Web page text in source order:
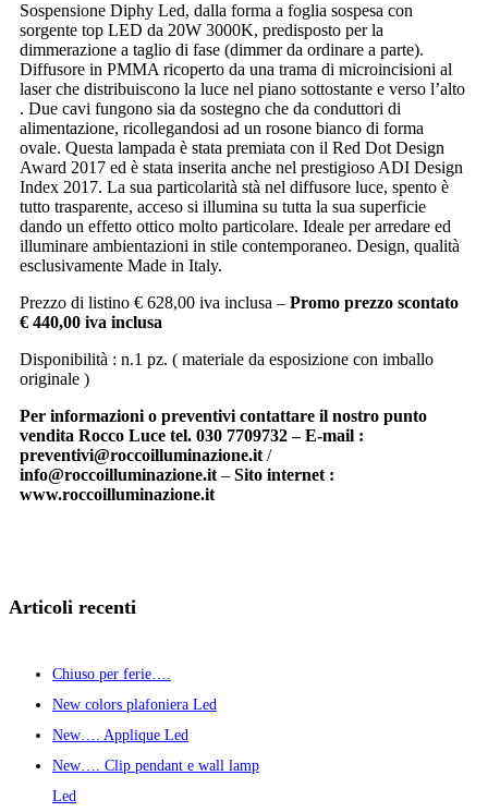
Sospensione Diphy Led, dalla forma a foglia sospesa con
sorgente top LED da 20W 3000K, predisposto per la
dimmerazione a taglio di fase (dimmer da ordinare a parte).
Diffusore in PMMA ricoperto da una trama di microincisioni al
laser che distribuiscono la luce nel piano sottostante e verso l’alto
. Due cavi fungono sia da sostegno che da conduttori di
alimentazione, ricollegandosi ad un rosone bianco di forma
ovale. Questa lampada è stata premiata con il Red Dot Design
Award 2017 ed è stata inserita anche nel prestigioso ADI Design
Index 2017. La sua particolarità stà nel diffusore luce, spento è
tutto trasparente, acceso si illumina su tutta la sua superficie
dando un effetto ottico molto particolare. Ideale per arredare ed
illuminare ambientazioni in stile contemporaneo. Design, qualità
esclusivamente Made in Italy.
Prezzo di listino € 628,00 iva inclusa – Promo prezzo scontato
€ 440,00 iva inclusa
Disponibilità : n.1 pz. ( materiale da esposizione con imballo
originale )
Per informazioni o preventivi contattare il nostro punto
vendita Rocco Luce tel. 030 7709732 – E-mail :
preventivi@roccoilluminazione.it /
info@roccoilluminazione.it – Sito internet :
www.roccoilluminazione.it
Articoli recenti
Chiuso per ferie….
New colors plafoniera Led
New…. Applique Led
New…. Clip pendant e wall lamp
Led